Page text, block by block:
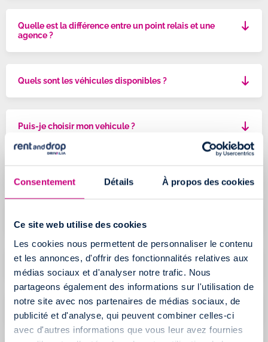
Consentement Détails À propos des cookies
Ce site web utilise des cookies
Les cookies nous permettent de personnaliser le contenu
et les annonces, d'offrir des fonctionnalités relatives aux
médias sociaux et d'analyser notre trafic. Nous
partageons également des informations sur l'utilisation de
notre site avec nos partenaires de médias sociaux, de
publicité et d'analyse, qui peuvent combiner celles-ci
avec d'autres informations que vous leur avez fournies
Quelle est la différence entre un point relais et une
agence ?
Quels sont les véhicules disponibles ?
Puis-je choisir mon vehicule ?
Proposez-vous des articles de déménagement ?
Comment utiliser mon code promo ?